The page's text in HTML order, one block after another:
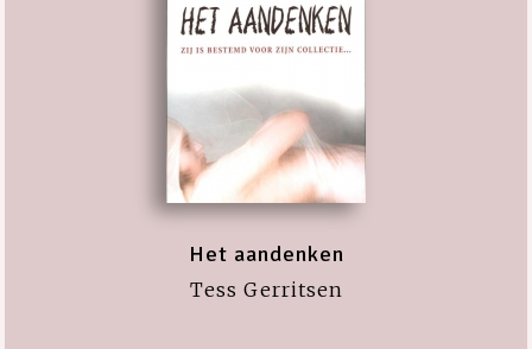
Het aandenken
Tess Gerritsen